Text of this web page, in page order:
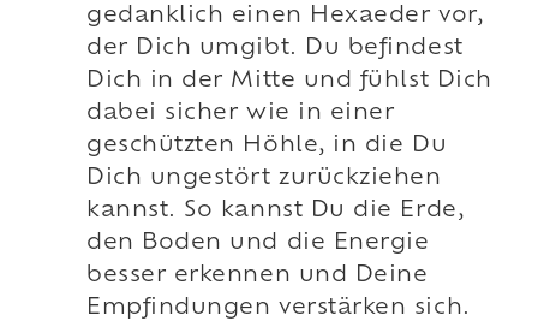
gedanklich einen Hexaeder vor,
der Dich umgibt. Du befindest
Dich in der Mitte und fühlst Dich
dabei sicher wie in einer
geschützten Höhle, in die Du
Dich ungestört zurückziehen
kannst. So kannst Du die Erde,
den Boden und die Energie
besser erkennen und Deine
Empfindungen verstärken sich.